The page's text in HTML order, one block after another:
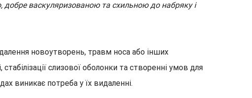
добре васкуляризованою та схильною до набряку і
новоутворень, травм носа або інших
слизової оболонки та створенні умов для
виникає потреба у їх видаленні.